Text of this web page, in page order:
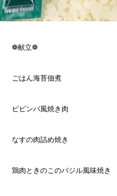
❁献立❁
ごはん海苔佃煮
ビビンバ風焼き肉
なすの肉詰め焼き
鶏肉ときのこのバジル風味焼き